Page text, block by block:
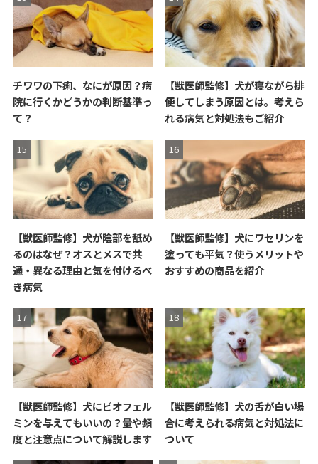
チワワの下痢、なにが原因？病
院に行くかどうかの判断基準っ
て？
【獣医師監修】犬が寝ながら排
便してしまう原因とは。考えら
れる病気と対処法もご紹介
【獣医師監修】犬が陰部を舐め
るのはなぜ？オスとメスで共
通・異なる理由と気を付けるべ
き病気
【獣医師監修】犬にワセリンを
塗っても平気？使うメリットや
おすすめの商品を紹介
【獣医師監修】犬にビオフェル
ミンを与えてもいいの？量や頻
度と注意点について解説します
【獣医師監修】犬の舌が白い場
合に考えられる病気と対処法に
ついて